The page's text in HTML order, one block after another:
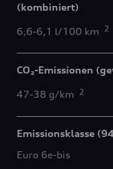
(kombiniert)
6,6-6,1 l/100 km 2
CO₂-Emissionen
47-38 g/km 2
Emissionsklasse
Euro 6e-bis